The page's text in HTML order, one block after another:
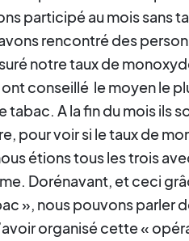
participé au mois sans
rencontré des
notre taux de
conseillé le moyen le
A la fin du mois ils
pour voir si le taux de
étions tous les trois
Dorénavant, et ceci
», nous pouvons parler
organisé cette «